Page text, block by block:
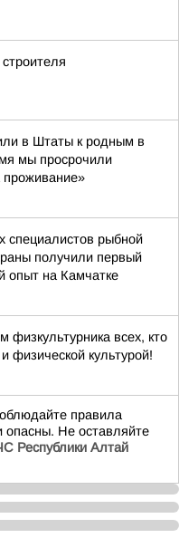
в Штаты к родным в
мы просрочили
специалистов рыбной
получили первый
опыт на Камчатке
физкультурника всех, кто
физической культурой!
правила
опасны. Не оставляйте
Республики Алтай